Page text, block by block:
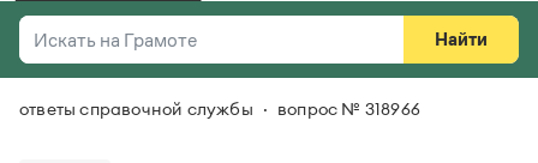
Искать на Грамоте
Справочная служба
Найти
Везде
ответы справочной службы вопрос № 318966